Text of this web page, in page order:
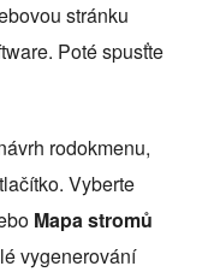
stránku
Poté spusťte
rodokmenu,
tlačítko. Vyberte
Mapa stromů
vygenerování